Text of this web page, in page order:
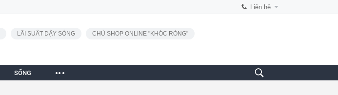
Liên hệ
LÃI SUẤT DẬY SÓNG CHỦ SHOP ONLINE "KHÓC RÒNG"
SỐNG